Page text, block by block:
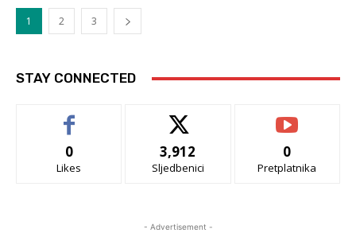
1 2 3
STAY CONNECTED
0
Likes
3,912
Sljedbenici
0
Pretplatnika
- Advertisement -